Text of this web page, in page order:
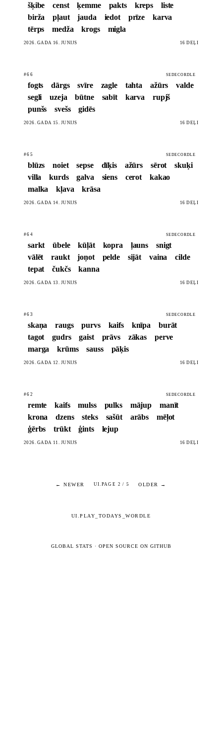
šķibe censt ķemme pakts kreps
liste
birža
pļaut jauda iedot prīze
karva
tērps
medža krogs migla
2026. GADA 16. JŪNIJS 16 DĒĻI
#66 SEDECORDLE
fogts dārgs svīre zagle tahta ažūrs
valde
segli
uzeja būtne sabīt karva
rupjš
punšs
svešs gidēs
2026. GADA 15. JŪNIJS 16 DĒĻI
#65 SEDECORDLE
blūzs noiet sepse dīķis ažūrs sērot
skuķi
villa
kurds galva siens cerot
kakao
malka
kļava krāsa
2026. GADA 14. JŪNIJS 16 DĒĻI
#64 SEDECORDLE
sarkt ūbele kūļāt kopra ļauns
snigt
vālēt
raukt joņot pelde sijāt vaina
cilde
tepat
čukčs kanna
2026. GADA 13. JŪNIJS 16 DĒĻI
#63 SEDECORDLE
skaņa raugs purvs kaifs knīpa
burāt
tagot
gudrs gaist prāvs zākas
perve
marga
krūms sauss pāķis
2026. GADA 12. JŪNIJS 16 DĒĻI
#62 SEDECORDLE
remte kaifs mulss pulks mājup
manīt
krona
dzens steks sašūt arābs
mēļot
ģērbs
trūkt ģints lejup
2026. GADA 11. JŪNIJS 16 DĒĻI
← NEWER UI.PAGE 2 / 5 OLDER →
UI.PLAY_TODAYS_WORDLE
GLOBAL STATS · OPEN SOURCE ON GITHUB